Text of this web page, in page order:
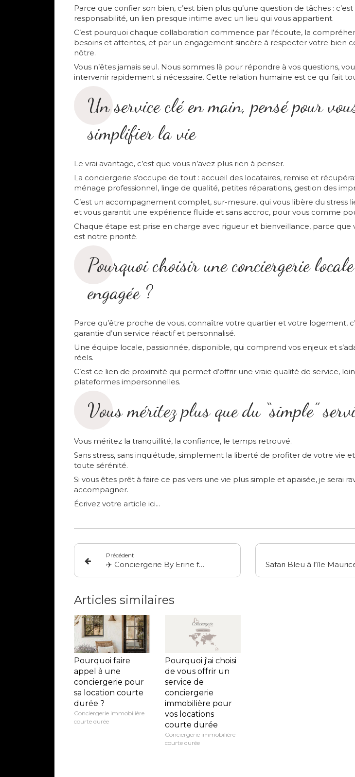
Parce que confier son bien, c’est bien plus qu’une question de tâches :
responsabilité, un lien presque intime avec un lieu qui vous appartient.
C’est pourquoi chaque collaboration commence par l’écoute, la
besoins et attentes, et par un engagement sincère à respecter votre bien
nôtre.
Vous n’êtes jamais seul. Nous sommes là pour répondre à vos questions,
intervenir rapidement si nécessaire. Cette relation humaine est ce qui fait
Un service clé en main, pensé pour
simplifier la vie
Le vrai avantage, c’est que vous n’avez plus rien à penser.
La conciergerie s’occupe de tout : accueil des locataires, remise et
ménage professionnel, linge de qualité, petites réparations, gestion des
C’est un accompagnement complet, sur-mesure, qui vous libère du stress
et vous garantit une expérience fluide et sans accroc, pour vous comme
Chaque étape est prise en charge avec rigueur et bienveillance, parce que
est notre priorité.
Pourquoi choisir une conciergerie
engagée ?
Parce qu’être proche de vous, connaître votre quartier et votre logement,
garantie d’un service réactif et personnalisé.
Une équipe locale, passionnée, disponible, qui comprend vos enjeux et
réels.
C’est ce lien de proximité qui permet d’offrir une vraie qualité de service,
plateformes impersonnelles.
Vous méritez plus que du “simple”
Vous méritez la tranquillité, la confiance, le temps retrouvé.
Sans stress, sans inquiétude, simplement la liberté de profiter de votre vie
toute sérénité.
Si vous êtes prêt à faire ce pas vers une vie plus simple et apaisée, je serai
accompagner.
Écrivez votre article ici...
Précédent
✈️ Conciergerie By Erine fait escale à l’île Maurice
Articles similaires
Pourquoi faire
appel à une
conciergerie pour
sa location courte
durée ?
Conciergerie immobilière
courte durée
Pourquoi j'ai choisi
de vous offrir un
service de
conciergerie
immobilière pour
vos locations
courte durée
Conciergerie immobilière
courte durée